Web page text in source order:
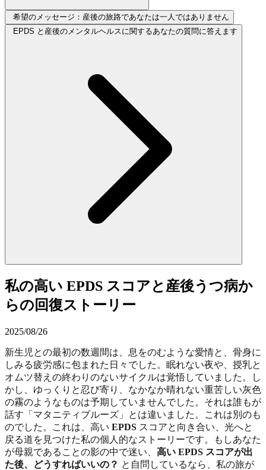
希望のメッセージ：産後の旅路であなたは一人ではありません
EPDS と産後のメンタルヘルスに関するあなたの質問に答えます
私の高い EPDS スコアと産後うつ病か
らの回復ストーリー
2025/08/26
新生児との最初の数週間は、息をのむような愛情と、骨身に
しみる疲労感に包まれた日々でした。眠れない夜や、授乳と
オムツ替えの終わりのないサイクルは覚悟していました。し
かし、ゆっくりと忍び寄り、なかなか晴れない重苦しい灰色
の霧のようなものは予期していませんでした。それは誰もが
話す「マタニティブルーズ」とは違いました。これは別のも
のでした。これは、高い EPDS スコアと向き合い、光へと
戻る道を見つけた私の個人的なストーリーです。もしあなた
が母親であることの影の中で迷い、 高い EPDS スコアが出
た後、どうすればいいの？ と自問しているなら、私の旅が